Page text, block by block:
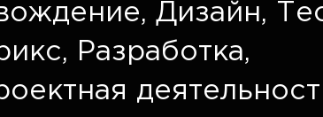
, Дизайн,
, Разработка,